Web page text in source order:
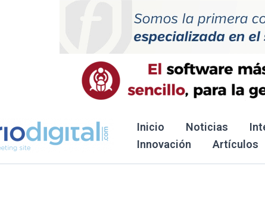
Inicio Noticias
Innovación
Artículos